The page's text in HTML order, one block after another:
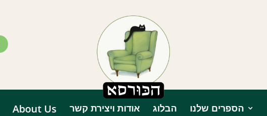
הספרים שלנו הבלוג אודות ויצירת קשר About Us